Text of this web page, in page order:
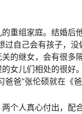
重组家庭。结婚后
过自己会有孩子，
的继女，会有很多
女儿们相处的很好
爸爸”张伦硕就在《
个人真心付出，配